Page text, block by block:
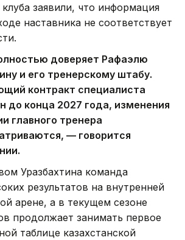
заявили, что информация
наставника не соответствует
доверяет Рафаэлю
и его тренерскому штабу.
контракт специалиста
до конца 2027 года, изменения
главного тренера
— говорится
Уразбахтина команда
результатов на внутренней
арене, а в текущем сезоне
продолжает занимать первое
таблице казахстанской